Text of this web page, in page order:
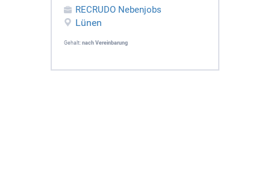
RECRUDO Nebenjobs
Lünen
Gehalt: nach Vereinbarung